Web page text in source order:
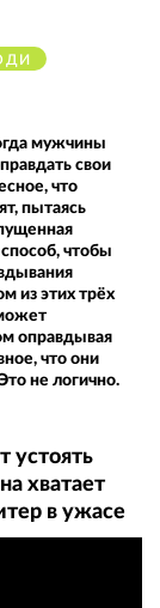
мужчины
свои
что
пытаясь
чтобы
из этих трёх
оправдывая
что они
не логично.
устоять
хватает
в ужасе